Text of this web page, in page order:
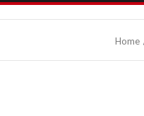
Home